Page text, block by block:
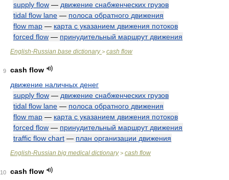
supply flow — движение снабженческих грузов
tidal flow lane — полоса обратного движения
flow map — карта с указанием движения потоков
forced flow — принудительный маршрут движения
English-Russian base dictionary> cash flow
9
cash flow
движение наличных денег
supply flow — движение снабженческих грузов
tidal flow lane — полоса обратного движения
flow map — карта с указанием движения потоков
forced flow — принудительный маршрут движения
traffic flow chart — план организации движения
English-Russian big medical dictionary> cash flow
10 cash flow